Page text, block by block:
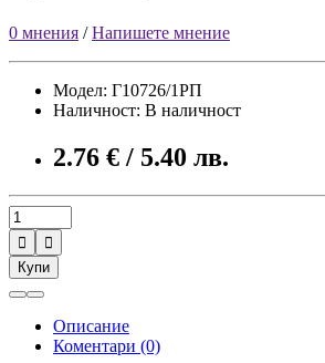
0 мнения /Напишете мнение
Модел: Г10726/1РП
Наличност: В наличност
2.76 € / 5.40 лв.


Купи
Описание
Коментари (0)